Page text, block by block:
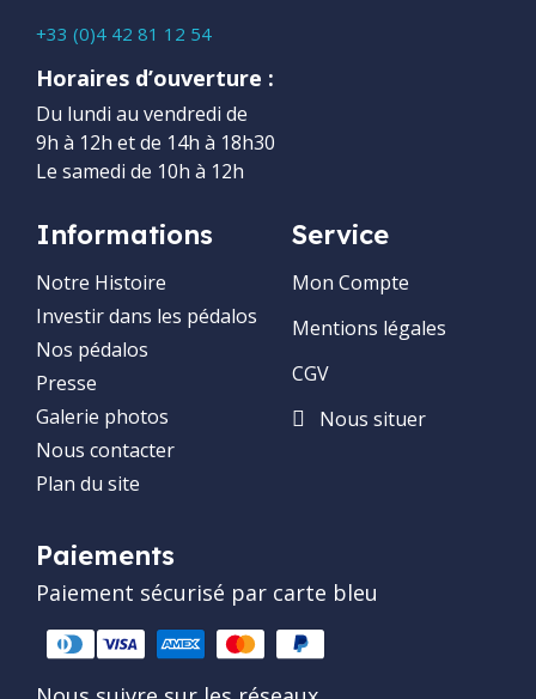
+33 (0)4 42 81 12 54
Horaires d’ouverture :
Du lundi au vendredi de
9h à 12h et de 14h à 18h30
Le samedi de 10h à 12h
Informations
Notre Histoire
Investir dans les pédalos
Nos pédalos
Presse
Galerie photos
Nous contacter
Plan du site
Service
Mon Compte
Mentions légales
CGV
Nous situer
Paiements
Paiement sécurisé par carte bleu